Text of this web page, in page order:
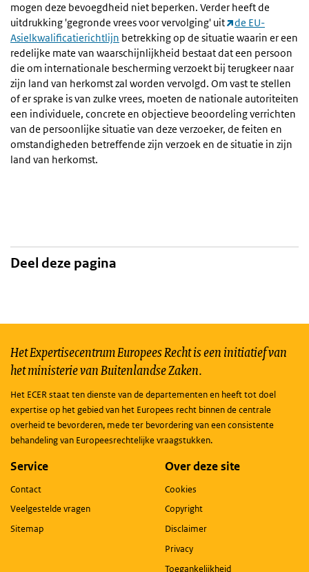
mogen deze bevoegdheid niet beperken. Verder heeft de
uitdrukking 'gegronde vrees voor vervolging' uit
de EU-
Asielkwalificatierichtlijn betrekking op de situatie waarin er een
redelijke mate van waarschijnlijkheid bestaat dat een persoon
die om internationale bescherming verzoekt bij terugkeer naar
zijn land van herkomst zal worden vervolgd. Om vast te stellen
of er sprake is van zulke vrees, moeten de nationale autoriteiten
een individuele, concrete en objectieve beoordeling verrichten
van de persoonlijke situatie van deze verzoeker, de feiten en
omstandigheden betreffende zijn verzoek en de situatie in zijn
land van herkomst.
Deel deze pagina
Het Expertisecentrum Europees Recht is een initiatief van
het ministerie van Buitenlandse Zaken.
Het ECER staat ten dienste van de departementen en heeft tot doel
expertise op het gebied van het Europees recht binnen de centrale
overheid te bevorderen, mede ter bevordering van een consistente
behandeling van Europeesrechtelijke vraagstukken.
Service
Contact
Veelgestelde vragen
Sitemap
Over deze site
Cookies
Copyright
Disclaimer
Privacy
Toegankelijkheid